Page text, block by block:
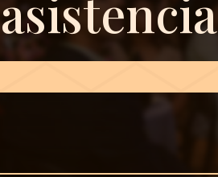
asistencia